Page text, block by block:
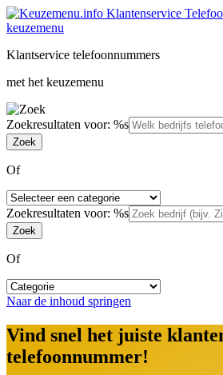
Klantservice telefoonnummers
met het keuzemenu
Zoekresultaten voor: %s
Of
Zoekresultaten voor: %s
Of
Naar de inhoud springen
Vind snel het juiste
telefoonnummer!